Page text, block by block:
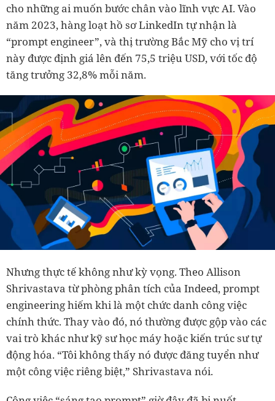
cho những ai muốn bước chân vào lĩnh vực AI. Vào
năm 2023, hàng loạt hồ sơ LinkedIn tự nhận là
“prompt engineer”, và thị trường Bắc Mỹ cho vị trí
này được định giá lên đến 75,5 triệu USD, với tốc độ
tăng trưởng 32,8% mỗi năm.
Nhưng thực tế không như kỳ vọng. Theo Allison
Shrivastava từ phòng phân tích của Indeed, prompt
engineering hiếm khi là một chức danh công việc
chính thức. Thay vào đó, nó thường được gộp vào các
vai trò khác như kỹ sư học máy hoặc kiến trúc sư tự
động hóa. “Tôi không thấy nó được đăng tuyển như
một công việc riêng biệt,” Shrivastava nói.